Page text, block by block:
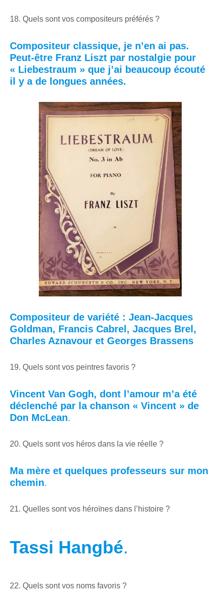
18. Quels sont vos compositeurs préférés ?
Compositeur classique, je n’en ai pas.
Peut-être Franz Liszt par nostalgie pour
« Liebestraum » que j’ai beaucoup écouté
il y a de longues années.
Compositeur de variété : Jean-Jacques
Goldman, Francis Cabrel, Jacques Brel,
Charles Aznavour et Georges Brassens
19. Quels sont vos peintres favoris ?
Vincent Van Gogh, dont l’amour m’a été
déclenché par la chanson « Vincent » de
Don McLean.
20. Quels sont vos héros dans la vie réelle ?
Ma mère et quelques professeurs sur mon
chemin.
21. Quelles sont vos héroïnes dans l’histoire ?
Tassi Hangbé.
22. Quels sont vos noms favoris ?